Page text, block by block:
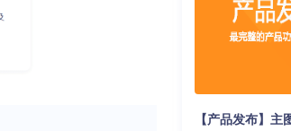
【产品发布】